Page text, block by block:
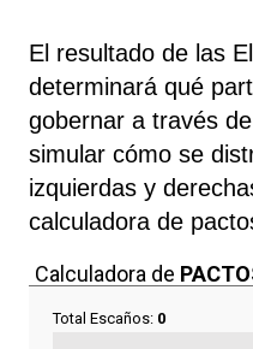
El resultado de las
determinará qué
gobernar a través
simular cómo se
izquierdas y
calculadora de
Calculadora de
Total Escaños: 0